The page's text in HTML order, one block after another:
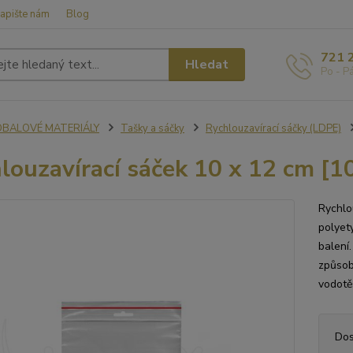
nám Blog
Hledat 721
Po -
MATERIÁLY Tašky a sáčky Rychlouzavírací sáčky (LDPE)
sáček 10 x 12 cm